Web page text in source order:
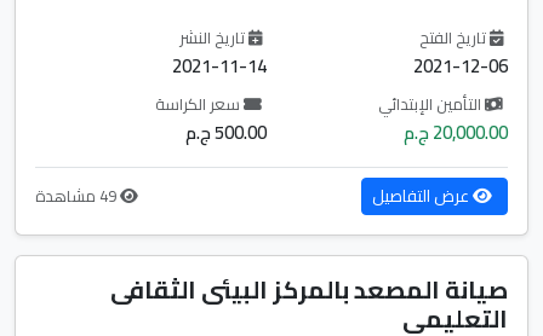
تاريخ الفتح
2021-12-06
تاريخ النشر
2021-11-14
التأمين الإبتدائي
20,000.00 ج.م
سعر الكراسة
500.00 ج.م
عرض التفاصيل
صيانة المصعد بالمركز البيئى الثقافى
التعليمى